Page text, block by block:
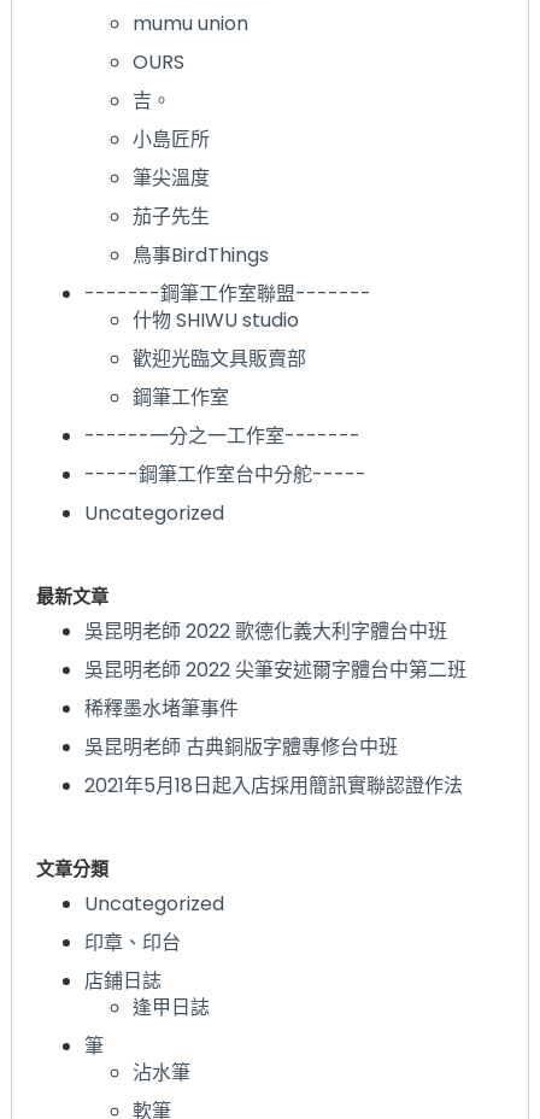
mumu union
OURS
吉。
小島匠所
筆尖溫度
茄子先生
鳥事BirdThings
-------鋼筆工作室聯盟-------
什物 SHIWU studio
歡迎光臨文具販賣部
鋼筆工作室
------一分之一工作室-------
-----鋼筆工作室台中分舵-----
Uncategorized
最新文章
吳昆明老師 2022 歌德化義大利字體台中班
吳昆明老師 2022 尖筆安述爾字體台中第二班
稀釋墨水堵筆事件
吳昆明老師 古典銅版字體專修台中班
2021年5月18日起入店採用簡訊實聯認證作法
文章分類
Uncategorized
印章、印台
店鋪日誌
逢甲日誌
筆
沾水筆
軟筆